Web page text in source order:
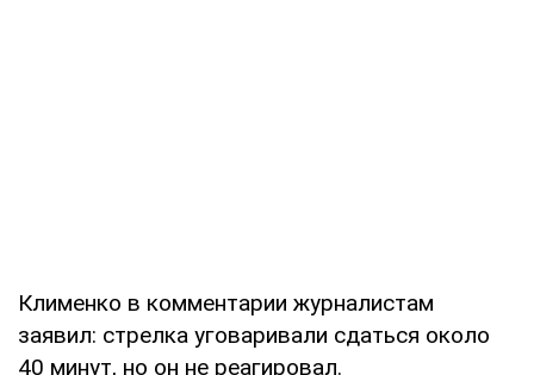
Клименко в комментарии журналистам
заявил: стрелка уговаривали сдаться около
40 минут, но он не реагировал.